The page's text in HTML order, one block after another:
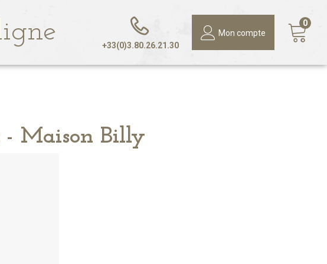
+33(0)3.80.26.21.30
Mon compte
0
Maison Billy